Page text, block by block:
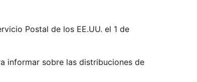
Postal de los EE.UU. el 1 de
informar sobre las distribuciones de